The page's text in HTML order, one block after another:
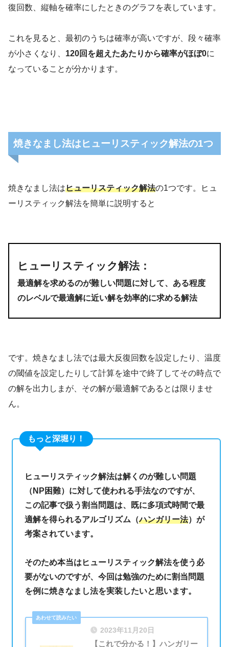
復回数、縦軸を確率にしたときのグラフを表しています。
これを見ると、最初のうちは確率が高いですが、段々確率
が小さくなり、 120回を超えたあたりから確率がほぼ0に
なっていることが分かります。
焼きなまし法はヒューリスティック解法の1つ
焼きなまし法はヒューリスティック解法の1つです。ヒュ
ーリスティック解法を簡単に説明すると
ヒューリスティック解法：
最適解を求めるのが難しい問題に対して、ある程度
のレベルで最適解に近い解を効率的に求める解法
です。焼きなまし法では最大反復回数を設定したり、温度
の閾値を設定したりして計算を途中で終了してその時点で
の解を出力しまが、その解が最適解であるとは限りませ
ん。
もっと深堀り！
ヒューリスティック解法は解くのが難しい問題
（NP困難）に対して使われる手法なのですが、
この記事で扱う割当問題は、既に多項式時間で最
適解を得られるアルゴリズム（ハンガリー法）が
考案されています。
そのため本当はヒューリスティック解法を使う必
要がないのですが、今回は勉強のために割当問題
を例に焼きなまし法を実装したいと思います。
2023年11月20日
【これで分かる！】ハンガリー